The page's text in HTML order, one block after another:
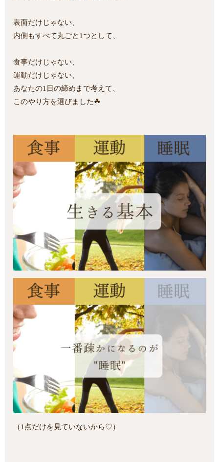
表面だけじゃない、
内側もすべて丸ごと1つとして、
食事だけじゃない、
運動だけじゃない、
あなたの1日の締めまで考えて、
このやり方を選びました☘
（1点だけを見ていないから♡）